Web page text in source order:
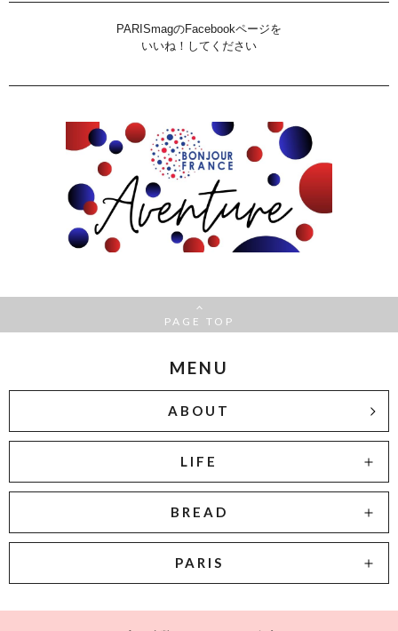
PARISmagのFacebookページを
いいね！してください
PAGE TOP
MENU
ABOUT
LIFE
BREAD
PARIS